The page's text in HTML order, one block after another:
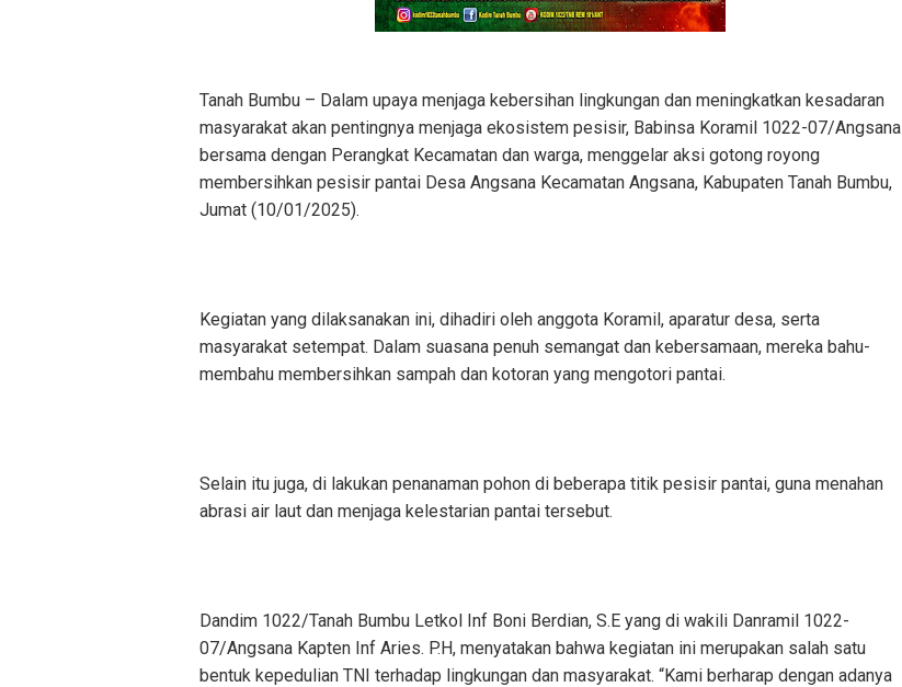
Tanah Bumbu – Dalam upaya menjaga kebersihan lingkungan dan meningkatkan kesadaran
masyarakat akan pentingnya menjaga ekosistem pesisir, Babinsa Koramil 1022-07/Angsana
bersama dengan Perangkat Kecamatan dan warga, menggelar aksi gotong royong
membersihkan pesisir pantai Desa Angsana Kecamatan Angsana, Kabupaten Tanah Bumbu,
Jumat (10/01/2025).
Kegiatan yang dilaksanakan ini, dihadiri oleh anggota Koramil, aparatur desa, serta
masyarakat setempat. Dalam suasana penuh semangat dan kebersamaan, mereka bahu-
membahu membersihkan sampah dan kotoran yang mengotori pantai.
Selain itu juga, di lakukan penanaman pohon di beberapa titik pesisir pantai, guna menahan
abrasi air laut dan menjaga kelestarian pantai tersebut.
Dandim 1022/Tanah Bumbu Letkol Inf Boni Berdian, S.E yang di wakili Danramil 1022-
07/Angsana Kapten Inf Aries. P.H, menyatakan bahwa kegiatan ini merupakan salah satu
bentuk kepedulian TNI terhadap lingkungan dan masyarakat. “Kami berharap dengan adanya